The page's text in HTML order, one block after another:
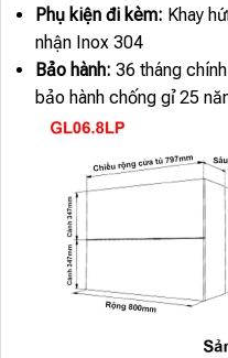
Phụ kiện đi kèm: Khay
nhận Inox 304
Bảo hành: 36 tháng
bảo hành chống gỉ 25